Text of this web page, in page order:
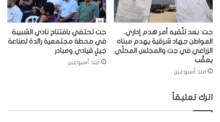
جت: بعد تلّقيه أمر هدم إداري..
المواطن جهاد شرقية يهدم مبناه
الزراعي في جت والمجلس المحلّي
يعقّب
منذ أسبوعين
جت تحتفي بافتتاح نادي الشبيبة
في محطة مجتمعية رائدة لصناعة
جيلٍ قيادي ومبادر
منذ أسبوعين
اترك تعليقاً